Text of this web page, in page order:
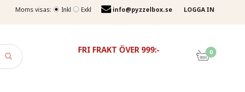
Moms visas: Inkl Exkl info@pyzzelbox.se LOGGA IN
FRI FRAKT ÖVER 999:- 0